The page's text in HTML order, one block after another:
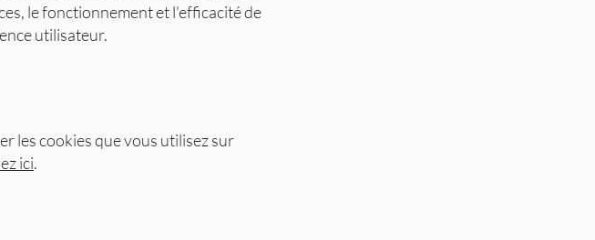
le fonctionnement et l'efficacité de
utilisateur.
les cookies que vous utilisez sur
ici.